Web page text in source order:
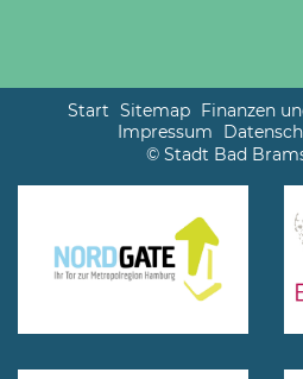
Start Sitemap Finanzen
Impressum
© Stadt Bad